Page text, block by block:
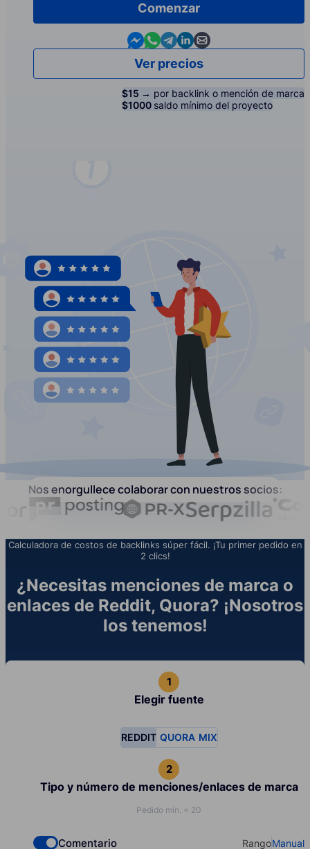
Comenzar
Contact us in Messenger
Contact us in WhatsApp
Contact us in Telegram
Contact us in Linkedin
Contact us by email
Ver precios
$15 → por backlink o mención de marca
$1000 saldo mínimo del proyecto
Nos enorgullece colaborar con nuestros socios:
Calculadora de costos de backlinks súper fácil. ¡Tu primer pedido en
2 clics!
¿Necesitas menciones de marca o
enlaces de Reddit, Quora? ¡Nosotros
los tenemos!
Elegir fuente
REDDIT QUORA MIX
Tipo y número de menciones/enlaces de marca
Pedido mín. = 20
Comentario RangoManual